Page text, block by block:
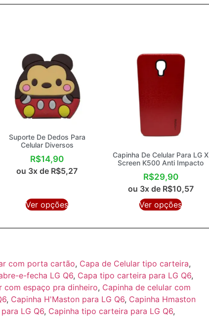
Suporte De Dedos Para
Celular Diversos
R$14,90
ou 3x de R$5,27
Ver opções
Capinha De Celular Para LG X
Screen K500 Anti Impacto
R$29,90
ou 3x de R$10,57
Ver opções
com porta cartão, Capa de Celular tipo carteira,
e-fecha LG Q6, Capa tipo carteira para LG Q6,
com espaço pra dinheiro, Capinha de celular com
, Capinha H'Maston para LG Q6, Capinha Hmaston
LG Q6, Capinha tipo carteira para LG Q6,